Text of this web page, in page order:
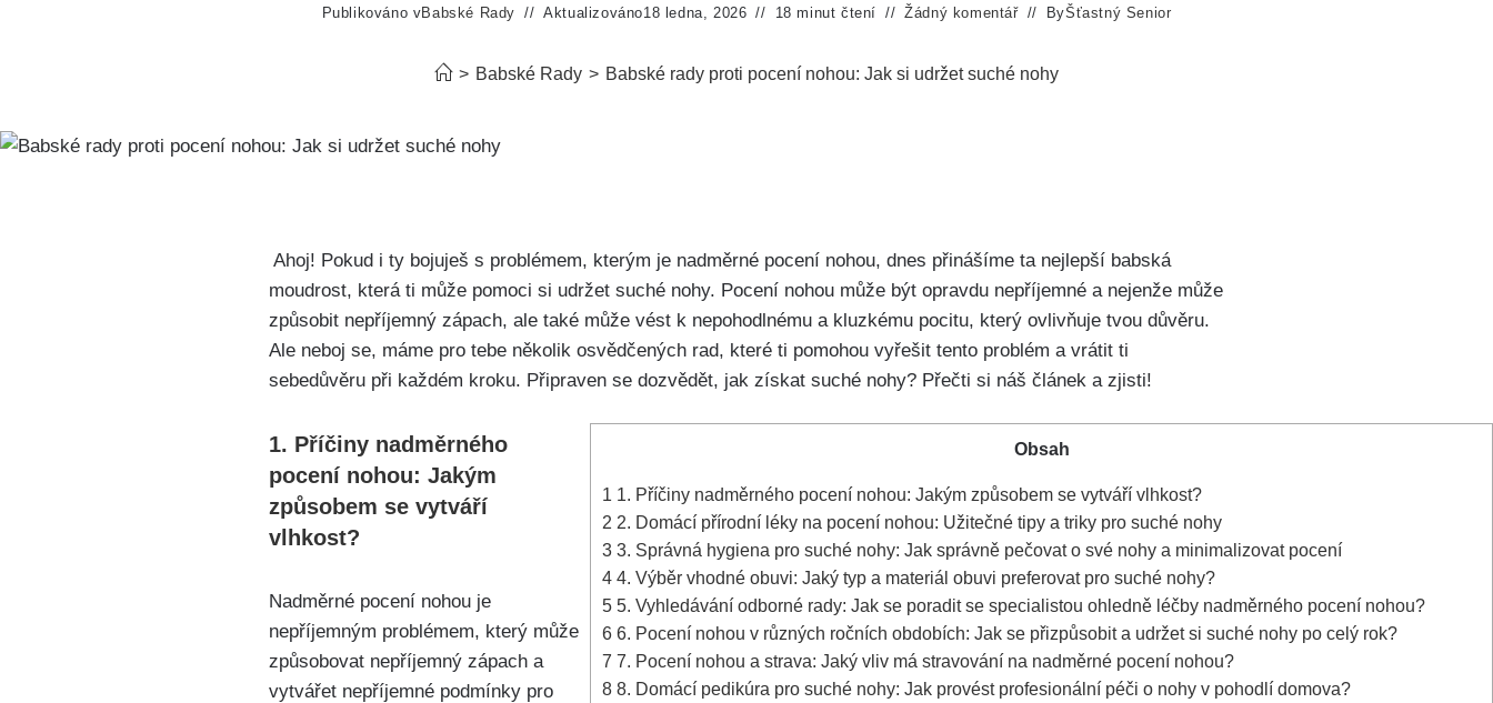
Publikováno vBabské Rady Aktualizováno18 ledna, 2026 18 minut čtení Žádný komentář ByŠťastný Senior
> Babské Rady > Babské rady proti pocení nohou: Jak si udržet suché nohy
⁢ Ahoj! ‌Pokud i ty bojuješ ⁢s problémem, kterým je nadměrné pocení nohou,‍ dnes přinášíme ta nejlepší babská
moudrost, která ti může‍ pomoci si udržet suché nohy. Pocení nohou může být opravdu nepříjemné⁣ a nejenže ‌může
‌způsobit nepříjemný zápach, ale také může vést k nepohodlnému‌ a kluzkému pocitu, který⁤ ovlivňuje tvou důvěru.
⁣Ale neboj se, máme pro tebe několik ​osvědčených rad, které ti ‌pomohou vyřešit ⁢tento problém ⁣a⁢ vrátit ti
sebedůvěru při ⁤každém kroku. Připraven se dozvědět, jak ⁢získat suché nohy?⁢ Přečti⁢ si náš článek ​a zjisti!
Obsah
1 1. Příčiny nadměrného pocení⁣ nohou: Jakým způsobem se ‍vytváří vlhkost?
2 2. Domácí přírodní léky na⁢ pocení nohou: ⁤Užitečné tipy a triky pro suché nohy
3 3. Správná⁢ hygiena pro​ suché⁣ nohy: Jak správně pečovat o své nohy a⁤ minimalizovat ⁤pocení
4 4. Výběr vhodné obuvi: Jaký ⁣typ a materiál obuvi preferovat pro suché​ nohy?
5 5. Vyhledávání odborné rady: ⁢Jak se poradit se specialistou⁤ ohledně léčby nadměrného pocení nohou?
6 6.‍ Pocení nohou v různých ročních obdobích: Jak se přizpůsobit a udržet si suché nohy po⁤ celý rok?
7 7. Pocení nohou a⁢ strava:​ Jaký ‌vliv má stravování na‍ nadměrné pocení nohou?
8 8. Domácí ⁤pedikúra⁢ pro suché nohy: Jak​ provést profesionální péči o nohy v pohodlí domova?
1. Příčiny nadměrného
pocení⁣ nohou: Jakým
způsobem se ‍vytváří
vlhkost?
Nadměrné pocení ‍nohou⁤ je ​
nepříjemným problémem, který může
způsobovat nepříjemný zápach a
vytvářet nepříjemné podmínky ⁣pro